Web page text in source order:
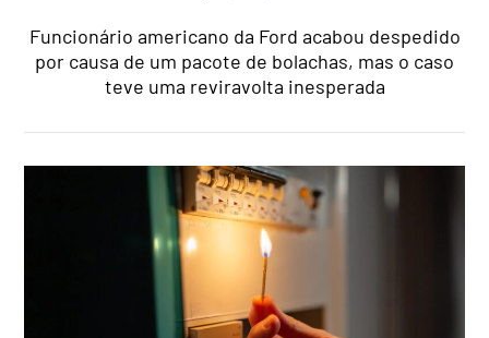
Funcionário americano da Ford acabou despedido
por causa de um pacote de bolachas, mas o caso
teve uma reviravolta inesperada